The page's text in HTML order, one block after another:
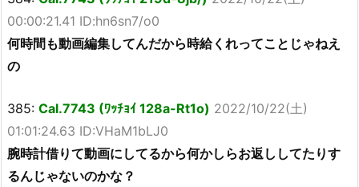
00:00:21.41 ID:hn6sn7/o0
何時間も動画編集してんだから時給くれってことじゃねえ
の
385: Cal.7743 (ﾜｯﾁｮｲ 128a-Rt1o) 2022/10/22(土)
01:01:24.63 ID:VHaM1bLJ0
腕時計借りて動画にしてるから何かしらお返ししてたりす
るんじゃないのかな？